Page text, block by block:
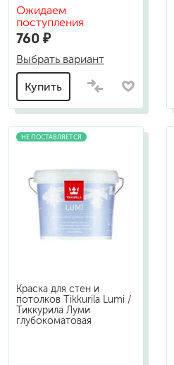
Ожидаем
поступления
760 ₽
Выбрать вариант
Купить
НЕ ПОСТАВЛЯЕТСЯ
Краска для стен и
потолков Tikkurila Lumi /
Тиккурила Луми
глубокоматовая